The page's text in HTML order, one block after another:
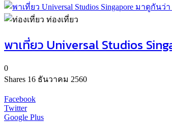
ท่องเที่ยว
พาเที่ยว Universal Studios
0
Shares 16 ธันวาคม 2560
Facebook
Twitter
Google Plus